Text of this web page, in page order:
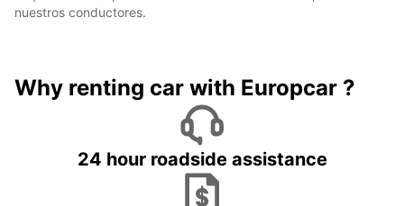
nuestros conductores.
Why renting car with Europcar ?
24 hour roadside assistance